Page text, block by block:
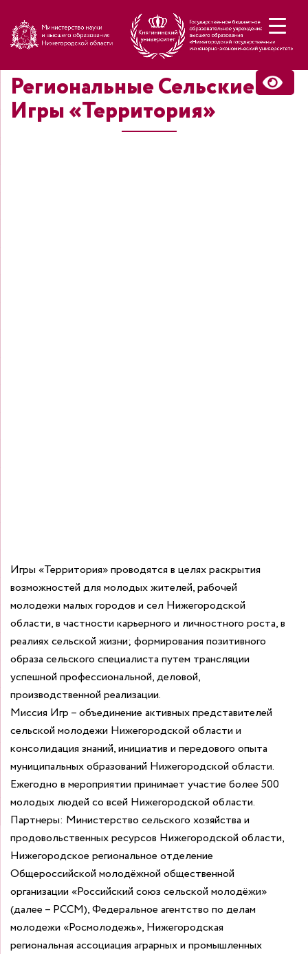
Региональные Сельские
Игры «Территория»
Игры «Территория» проводятся в целях раскрытия
возможностей для молодых жителей, рабочей
молодежи малых городов и сел Нижегородской
области, в частности карьерного и личностного роста, в
реалиях сельской жизни; формирования позитивного
образа сельского специалиста путем трансляции
успешной профессиональной, деловой,
производственной реализации.
Миссия Игр – объединение активных представителей
сельской молодежи Нижегородской области и
консолидация знаний, инициатив и передового опыта
муниципальных образований Нижегородской области.
Ежегодно в мероприятии принимает участие более 500
молодых людей со всей Нижегородской области.
Партнеры: Министерство сельского хозяйства и
продовольственных ресурсов Нижегородской области,
Нижегородское региональное отделение
Общероссийской молодёжной общественной
организации «Российский союз сельской молодёжи»
(далее – РССМ), Федеральное агентство по делам
молодежи «Росмолодежь», Нижегородская
региональная ассоциация аграрных и промышленных